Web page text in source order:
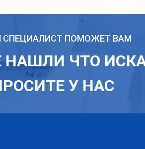
СПЕЦИАЛИСТ ПОМОЖЕТ ВАМ
НАШЛИ ЧТО
У НАС